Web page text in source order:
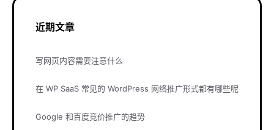
近期文章
写网页内容需要注意什么
在 WP SaaS 常见的 WordPress 网络推广形式都有哪些呢
Google 和百度竞价推广的趋势